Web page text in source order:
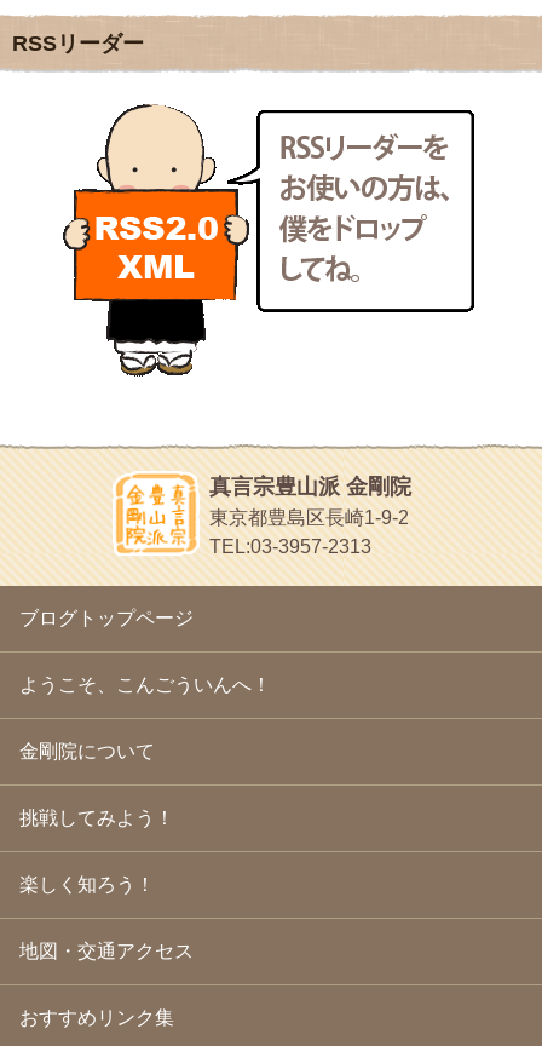
2011年10月(31)
2011年9月(24)
2011年8月(21)
2011年6月(13)
2011年5月
2011年4月
(17)
2011年3月(15)
2011年2月(22)
2011年1月(22)
2010年12月(21)
2010年11月
(14)
2010年9月(16)
(13)
2010年5月(22)
2010年4月(25)
2010年3月(22)
2010年2月
(23)
2010年1月(23)
2009年12月(18)
2009年10月(20)
2009年9月(20)
2009年8月 (18)
2009年7月
(21)
2009年6月(22)
2009年5月(20)
2009年2月(19)
2009年1月(25)
2008年12月 (22)
2008年9月(24)
2008年8月(24)
2008年7月
(23)
2008年6月(23)
地域のライターさんです
小豆島 圓満寺
新聞屋の道具箱
新聞社で使われる用語の解説など
makotoさんの御符内巡礼記
東京の巡礼記です
POLYHEDON
いろいろなことが書いてあるよ
bunchan
あちこち行って！
目白鍼灸院
日本人の繊細な体質にあわせた、やさしく気持ちよい鍼灸治療で
ほうげん日記
放言じゃなくて和尚さんの名前だよ
面白いサイトみつけたよ。
ヘェ～という感じ
chocolab.Air♪DIALY
ラブラドールのワンちゃんがかわいいよ
RSSリーダー
真言宗豊山派 金剛院
東京都豊島区長崎1-9-2
TEL:03-3957-2313
ブログトップページ
ようこそ、こんごういんへ！
金剛院について
挑戦してみよう！
楽しく知ろう！
地図・交通アクセス
おすすめリンク集